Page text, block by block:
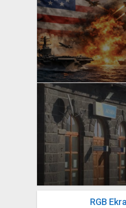
yazan
Bahri Ak
yazan
Bahri Ak
RGB